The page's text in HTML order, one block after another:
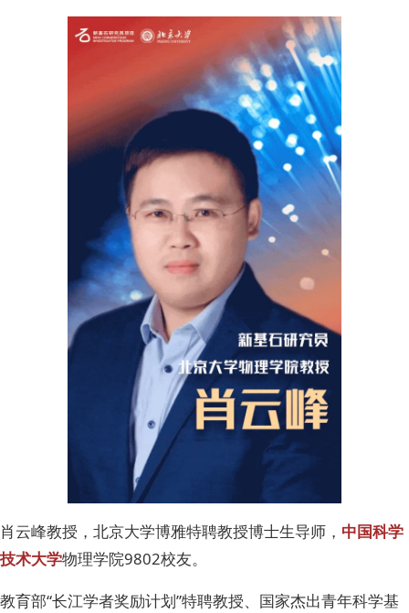
肖云峰教授，北京大学博雅特聘教授博士生导师， 中国科学
技术大学物理学院9802校友。
教育部“长江学者奖励计划”特聘教授、国家杰出青年科学基